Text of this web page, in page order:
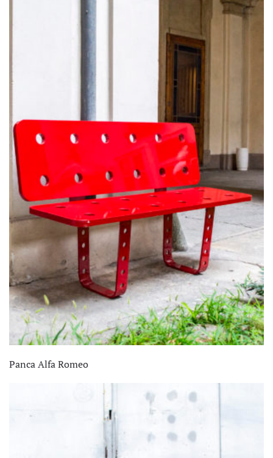
Panca Alfa Romeo